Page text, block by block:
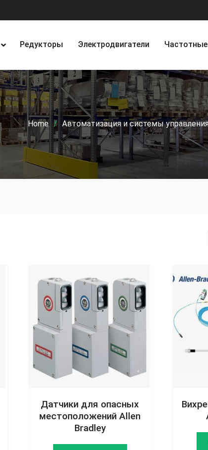
Редукторы Электродвигатели
Home Автоматизация и системы
Датчики для опасных
местоположений Allen
Bradley